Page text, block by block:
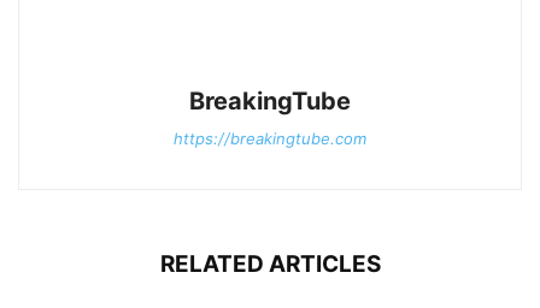
BreakingTube
https://breakingtube.com
RELATED ARTICLES